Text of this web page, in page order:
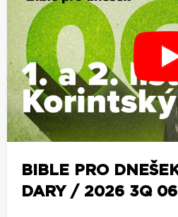
BIBLE PRO
DARY / 2026 3Q 06